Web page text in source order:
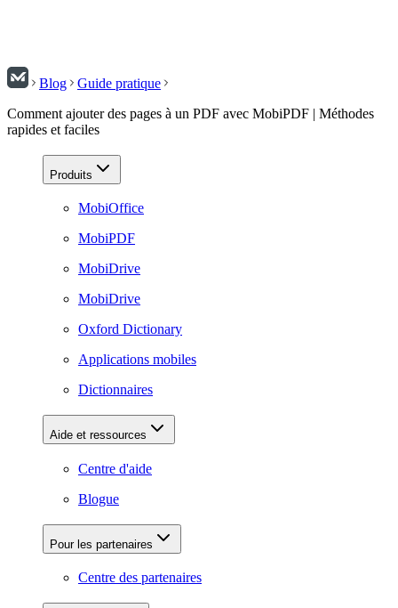
Blog
Guide pratique
Comment ajouter des pages à un PDF avec MobiPDF | Méthodes
rapides et faciles
Produits
MobiOffice
MobiPDF
MobiDrive
MobiDrive
Oxford Dictionary
Applications mobiles
Dictionnaires
Aide et ressources
Centre d'aide
Blogue
Pour les partenaires
Centre des partenaires